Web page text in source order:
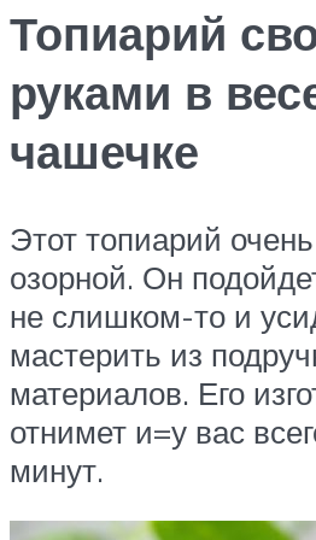
Топиарий
руками в
чашечке
Этот топиарий
озорной. Он
не слишком-то и
мастерить из
материалов. Его
отнимет и=у вас
минут.